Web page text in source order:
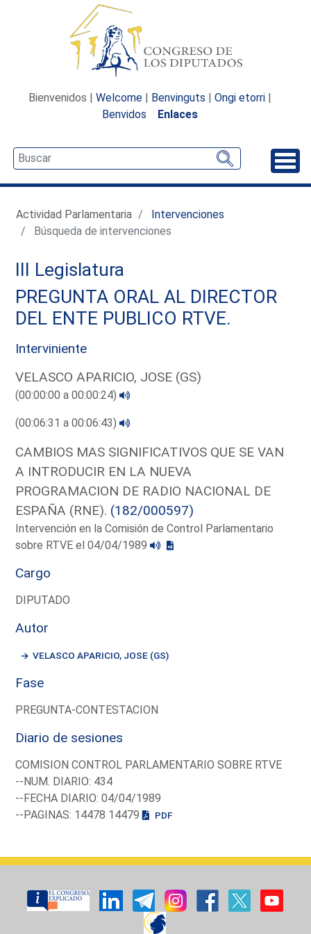
Bienvenidos | Welcome | Benvinguts | Ongi etorri |
Benvidos
Enlaces
Actividad Parlamentaria
Intervenciones
Búsqueda de intervenciones
III Legislatura
PREGUNTA ORAL AL DIRECTOR
DEL ENTE PUBLICO RTVE.
Interviniente
VELASCO APARICIO, JOSE (GS)
(00:00:00 a 00:00:24)
(00:06:31 a 00:06:43)
CAMBIOS MAS SIGNIFICATIVOS QUE SE VAN
A INTRODUCIR EN LA NUEVA
PROGRAMACION DE RADIO NACIONAL DE
ESPAÑA (RNE). (182/000597)
Intervención en la Comisión de Control Parlamentario
sobre RTVE el 04/04/1989
Cargo
DIPUTADO
Autor
VELASCO APARICIO, JOSE (GS)
Fase
PREGUNTA-CONTESTACION
Diario de sesiones
COMISION CONTROL PARLAMENTARIO SOBRE RTVE
--NUM. DIARIO: 434
--FECHA DIARIO: 04/04/1989
--PAGINAS: 14478 14479
PDF